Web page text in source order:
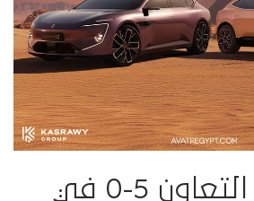
النصر يهزم التعاون 5-0 في